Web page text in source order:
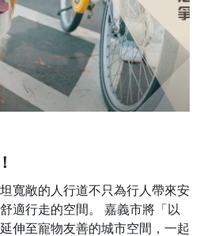
寬敞的人行道不只為行人帶來安
適行走的空間。 嘉義市將「以
伸至寵物友善的城市空間，一起